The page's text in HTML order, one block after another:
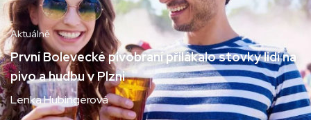
Aktuálně
První Bolevecké pivobraní přilákalo stovky lidí na
pivo a hudbu v Plzni
Lenka Hubingerová